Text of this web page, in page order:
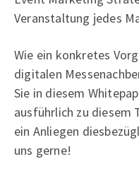
Veranstaltung jedes
Wie ein konkretes
digitalen
Sie in diesem
ausführlich zu diesem
ein Anliegen
uns gerne!